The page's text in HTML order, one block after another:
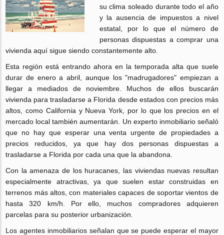
su clima soleado durante todo el año
y la ausencia de impuestos a nivel
estatal, por lo que el número de
personas dispuestas a comprar una
vivienda aquí sigue siendo constantemente alto.
Esta región está entrando ahora en la temporada alta que suele
durar de enero a abril, aunque los "madrugadores" empiezan a
llegar a mediados de noviembre. Muchos de ellos buscarán
vivienda para trasladarse a Florida desde estados con precios más
altos, como California y Nueva York, por lo que los precios en el
mercado local también aumentarán. Un experto inmobiliario señaló
que no hay que esperar una venta urgente de propiedades a
precios reducidos, ya que hay dos personas dispuestas a
trasladarse a Florida por cada una que la abandona.
Con la amenaza de los huracanes, las viviendas nuevas resultan
especialmente atractivas, ya que suelen estar construidas en
terrenos más altos, con materiales capaces de soportar vientos de
hasta 320 km/h. Por ello, muchos compradores adquieren
parcelas para su posterior urbanización.
Los agentes inmobiliarios señalan que se puede esperar el mayor